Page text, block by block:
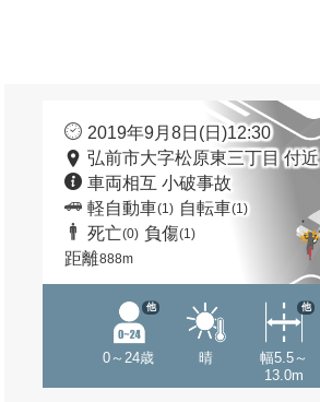
2019年9月8日(日)12:30
弘前市大字松原東三丁目 付近
車両相互 小破事故
軽自動車(1) 自転車(1)
死亡(0) 負傷(1)
距離888m
0～24歳
他
晴
幅5.5～
13.0m
他